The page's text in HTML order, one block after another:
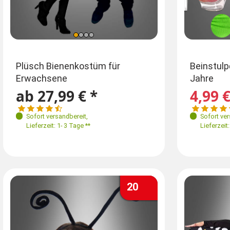
Plüsch Bienenkostüm für
Erwachsene
ab 27,99 € *
Sofort versandbereit,
Lieferzeit: 1- 3 Tage **
Größen
S-M wattiert
S-M unwattiert
L-XXL
Farben
Jahre
4,99
Sofort
20